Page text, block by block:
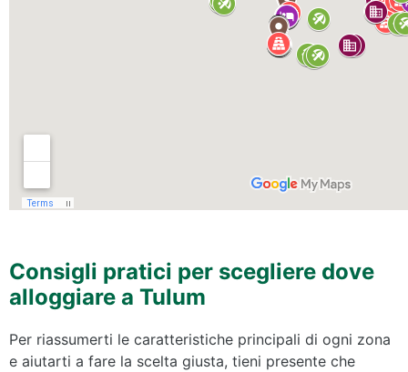
Consigli pratici per scegliere dove
alloggiare a Tulum
Per riassumerti le caratteristiche principali di ogni zona
e aiutarti a fare la scelta giusta, tieni presente che